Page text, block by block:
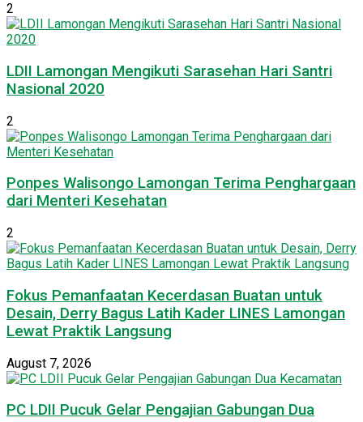
2
LDII Lamongan Mengikuti Sarasehan Hari Santri
Nasional 2020
2
Ponpes Walisongo Lamongan Terima Penghargaan
dari Menteri Kesehatan
2
Fokus Pemanfaatan Kecerdasan Buatan untuk
Desain, Derry Bagus Latih Kader LINES Lamongan
Lewat Praktik Langsung
August 7, 2026
PC LDII Pucuk Gelar Pengajian Gabungan Dua